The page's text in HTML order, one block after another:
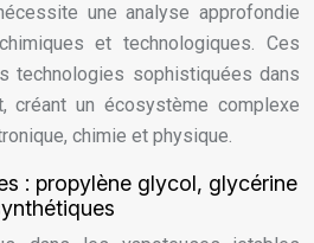
une analyse approfondie
et technologiques. Ces
technologies sophistiquées dans
créant un écosystème complexe
chimie et physique.
: propylène glycol, glycérine